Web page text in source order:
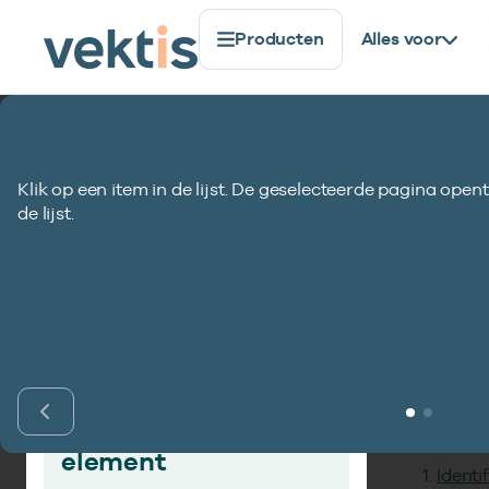
Producten Alles voor
Indicatie
Vind gegevens­
element
Klik op een item in de lijst. De geselecteerde pagina
de lijst.